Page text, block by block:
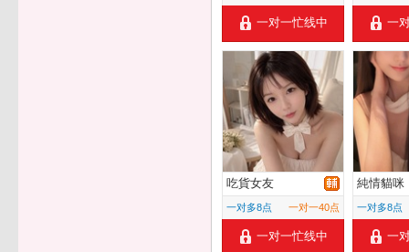
一对一忙线中 一
吃貨女友
一对多8点 一对一40点
一对一忙线中
純情貓咪
一对多8点
一